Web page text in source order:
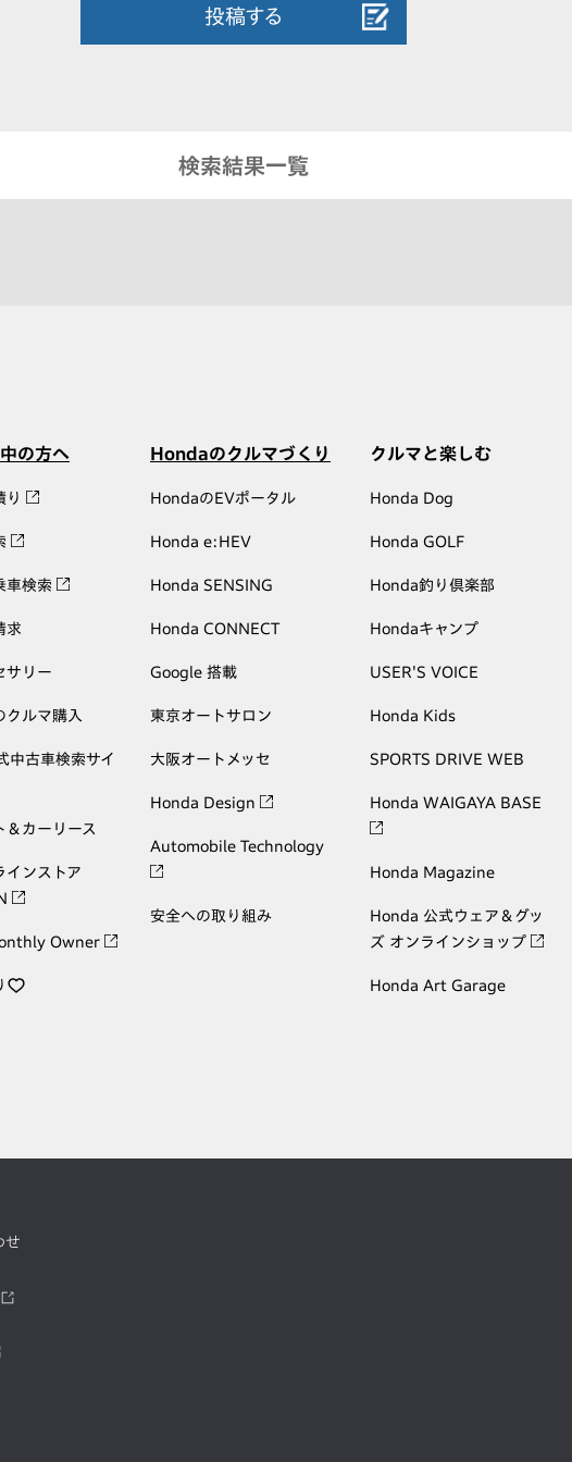
投稿する
検索結果一覧
の方へ
り
車検索
求
サリー
クルマ購入
中古車検索サイ
＆カーリース
インストア
Owner
Hondaのクルマづくり
HondaのEVポータル
Honda e:HEV
Honda SENSING
Honda CONNECT
Google 搭載
東京オートサロン
大阪オートメッセ
Honda Design
Automobile Technology
安全への取り組み
クルマと楽しむ
Honda Dog
Honda GOLF
Honda釣り倶楽部
Hondaキャンプ
USER'S VOICE
Honda Kids
SPORTS DRIVE WEB
Honda WAIGAYA BASE
Honda Magazine
Honda 公式ウェア＆グッ
ズ オンラインショップ
Honda Art Garage
せ